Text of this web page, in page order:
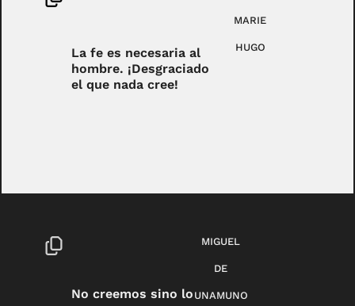
La fe es necesaria al
hombre. ¡Desgraciado
el que nada cree!
MARIE
HUGO
No creemos sino lo
MIGUEL
DE
UNAMUNO